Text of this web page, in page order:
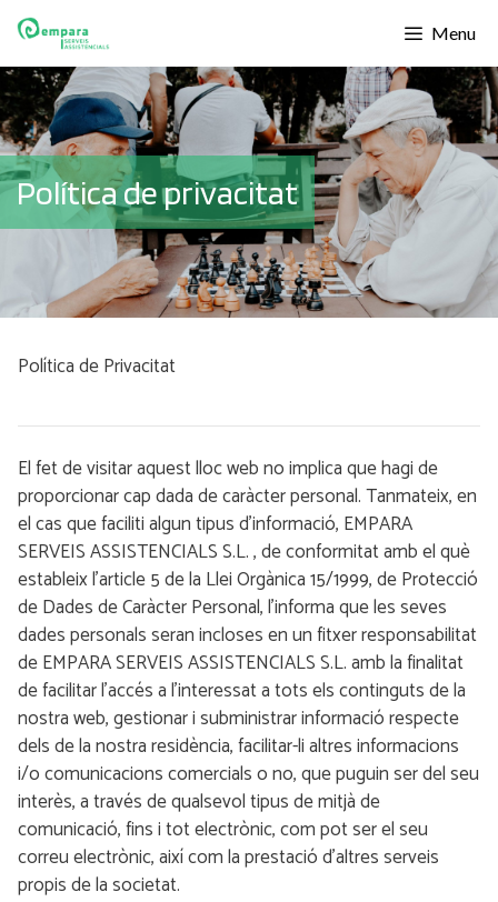
Menu
Política de privacitat
Política de Privacitat
El fet de visitar aquest lloc web no implica que hagi de
proporcionar cap dada de caràcter personal. Tanmateix, en
el cas que faciliti algun tipus d’informació, EMPARA
SERVEIS ASSISTENCIALS S.L. , de conformitat amb el què
estableix l’article 5 de la Llei Orgànica 15/1999, de Protecció
de Dades de Caràcter Personal, l’informa que les seves
dades personals seran incloses en un fitxer responsabilitat
de EMPARA SERVEIS ASSISTENCIALS S.L. amb la finalitat
de facilitar l’accés a l’interessat a tots els continguts de la
nostra web, gestionar i subministrar informació respecte
dels de la nostra residència, facilitar-li altres informacions
i/o comunicacions comercials o no, que puguin ser del seu
interès, a través de qualsevol tipus de mitjà de
comunicació, fins i tot electrònic, com pot ser el seu
correu electrònic, així com la prestació d’altres serveis
propis de la societat.